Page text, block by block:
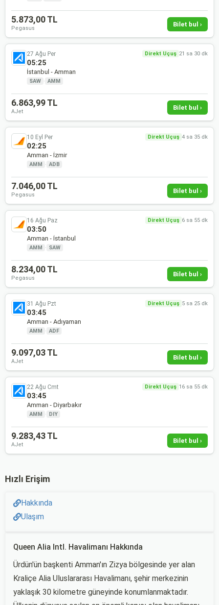
5.873,00 TL
Pegasus
Bilet bul ›
27 Ağu Per Direkt Uçuş 21 sa 30 dk
05:25
İstanbul - Amman
SAW · AMM
6.863,99 TL
AJet
Bilet bul ›
10 Eyl Per Direkt Uçuş 4 sa 35 dk
02:25
Amman - İzmir
AMM · ADB
7.046,00 TL
Pegasus
Bilet bul ›
16 Ağu Paz Direkt Uçuş 6 sa 55 dk
03:50
Amman - İstanbul
AMM · SAW
8.234,00 TL
Pegasus
Bilet bul ›
31 Ağu Pzt Direkt Uçuş 5 sa 25 dk
03:45
Amman - Adıyaman
AMM · ADF
9.097,03 TL
AJet
Bilet bul ›
22 Ağu Cmt Direkt Uçuş 16 sa 55 dk
03:45
Amman - Diyarbakır
AMM · DIY
9.283,43 TL
AJet
Bilet bul ›
Hızlı Erişim
Hakkında
Ulaşım
Queen Alia Intl. Havalimanı Hakkında
Ürdün'ün başkenti Amman'ın Zizya bölgesinde yer alan
Kraliçe Alia Uluslararası Havalimanı, şehir merkezinin
yaklaşık 30 kilometre güneyinde konumlanmaktadır.